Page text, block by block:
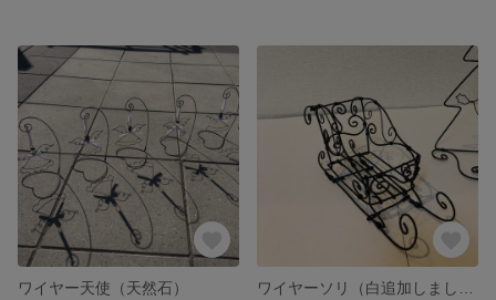
ワイヤー天使（天然石）